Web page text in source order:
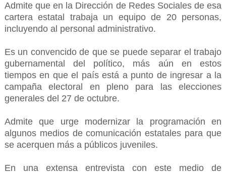
Admite que en la Dirección de Redes Sociales de esa
cartera estatal trabaja un equipo de 20 personas,
incluyendo al personal administrativo.
Es un convencido de que se puede separar el trabajo
gubernamental del político, más aún en estos
tiempos en que el país está a punto de ingresar a la
campaña electoral en pleno para las elecciones
generales del 27 de octubre.
Admite que urge modernizar la programación en
algunos medios de comunicación estatales para que
se acerquen más a públicos juveniles.
En una extensa entrevista con este medio de